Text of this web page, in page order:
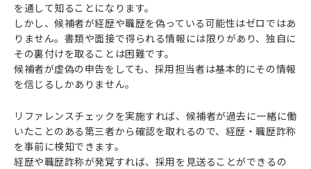
を通して知ることになります。
しかし、候補者が経歴や職歴を偽っている可能性はゼロではあ
りません。書類や面接で得られる情報には限りがあり、独自に
その裏付けを取ることは困難です。
候補者が虚偽の申告をしても、採用担当者は基本的にその情報
を信じるしかありません。
リファレンスチェックを実施すれば、候補者が過去に一緒に働
いたことのある第三者から確認を取れるので、経歴・職歴詐称
を事前に検知できます。
経歴や職歴詐称が発覚すれば、採用を見送ることができるの